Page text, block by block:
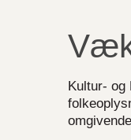
Kultur- og